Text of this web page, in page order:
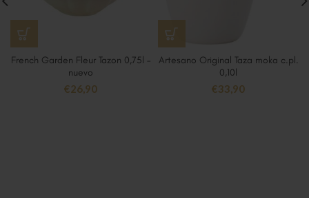
French Garden Fleur Tazon 0,75l –
nuevo
€26,90
Artesano Original Taza moka c.pl.
0,10l
€33,90